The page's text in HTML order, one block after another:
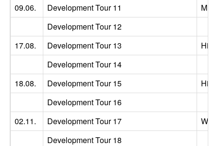
09.06.
Development Tour 11
Development Tour 12
17.08.
Development Tour 13
Development Tour 14
18.08.
Development Tour 15
Development Tour 16
02.11.
Development Tour 17
Development Tour 18